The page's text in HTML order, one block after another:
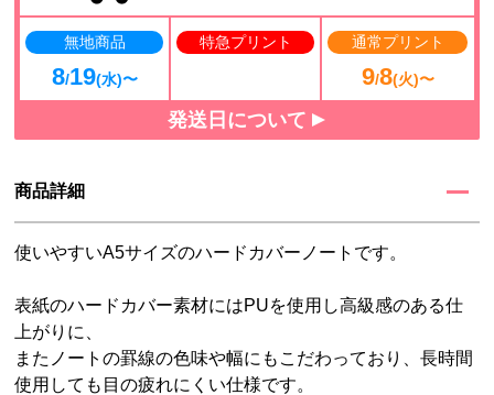
無地商品
8/19(水)〜
特急プリント 通常プリント
9/8(火)〜
発送日について
商品詳細
使いやすいA5サイズのハードカバーノートです。
表紙のハードカバー素材にはPUを使用し高級感のある仕
上がりに、
またノートの罫線の色味や幅にもこだわっており、長時間
使用しても目の疲れにくい仕様です。